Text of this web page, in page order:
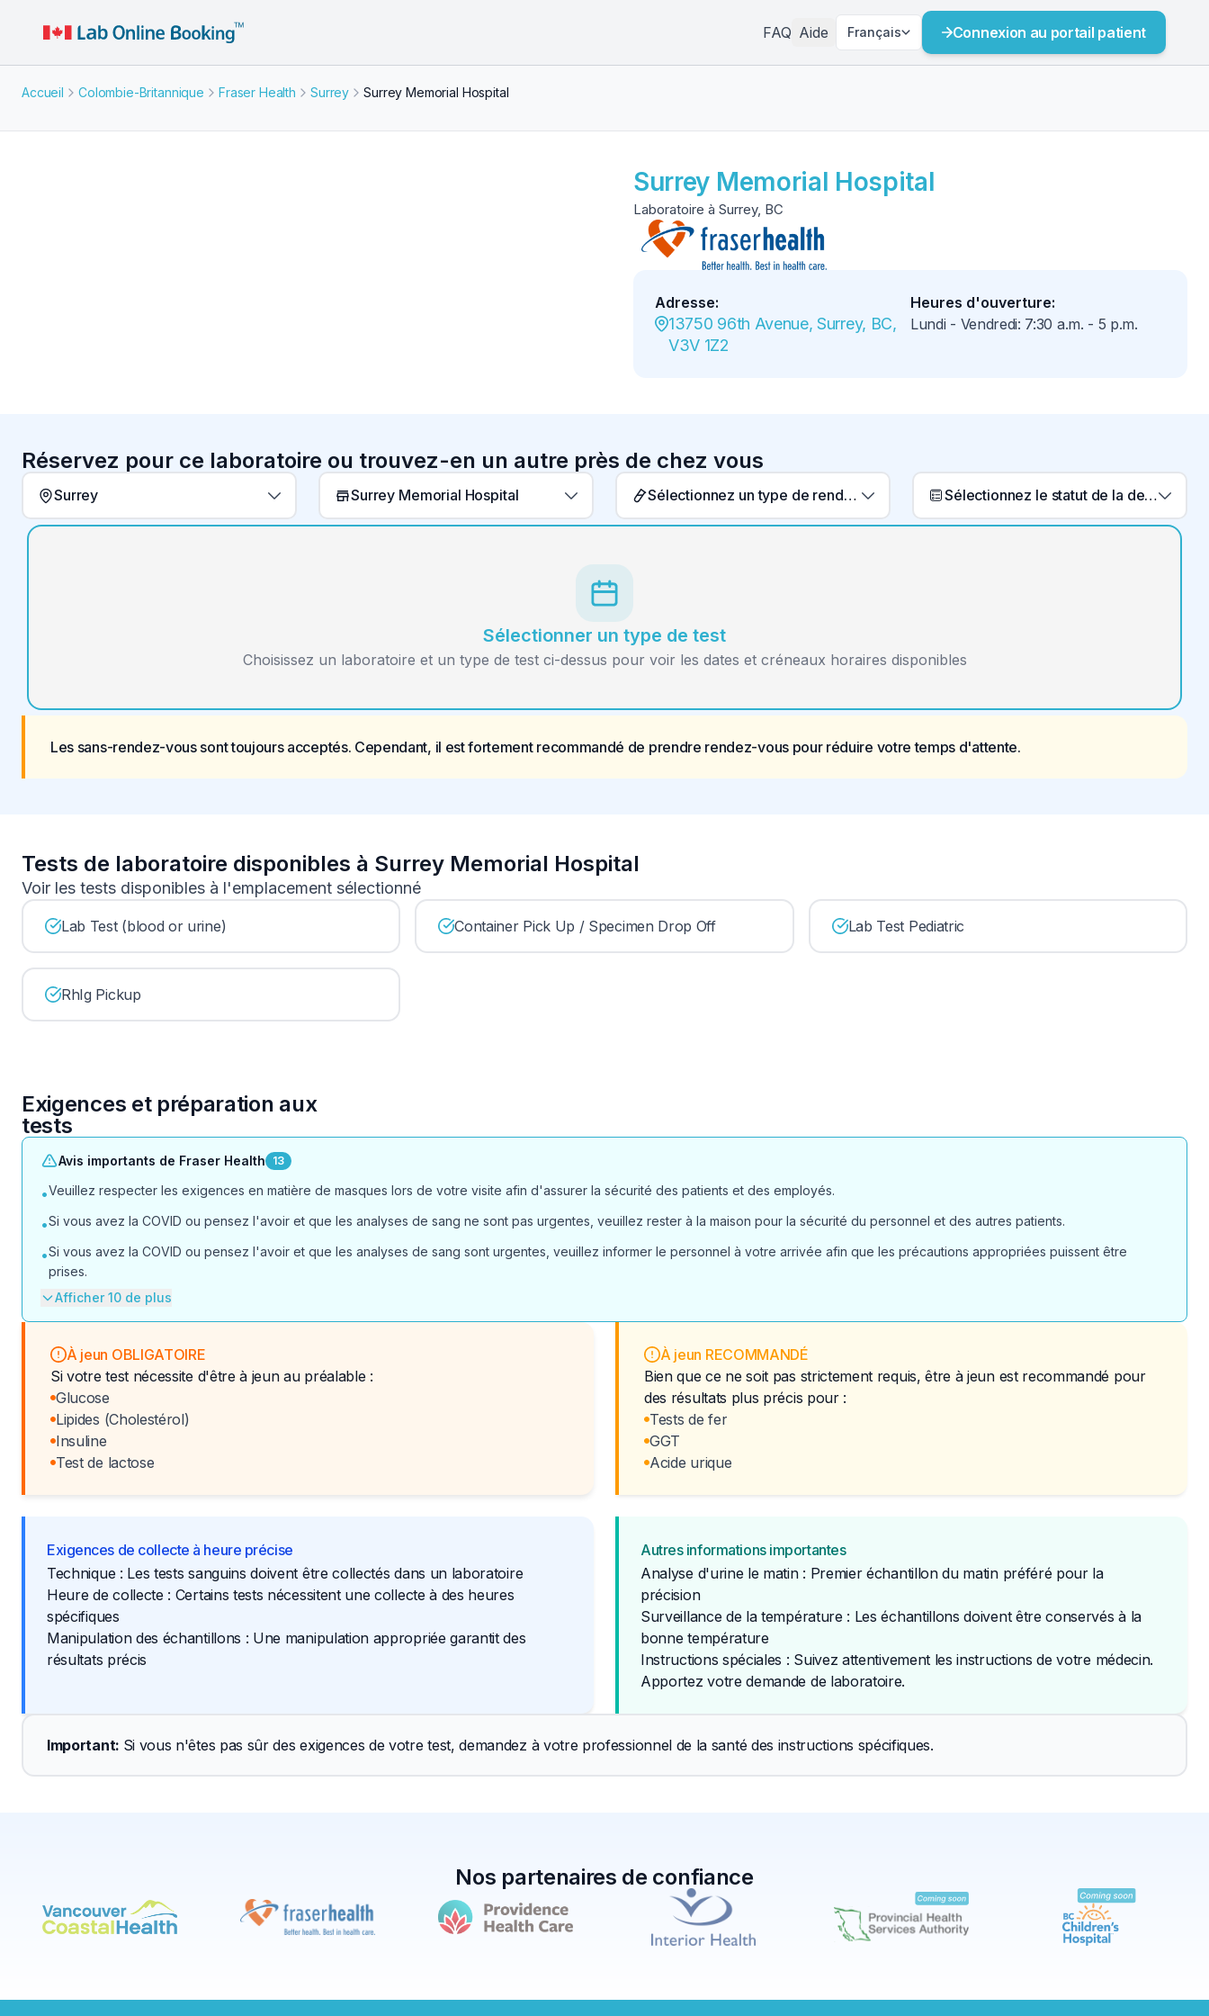
FAQ Aide Français Connexion au portail patient
Accueil Colombie-Britannique Fraser Health Surrey Surrey Memorial Hospital
Surrey Memorial Hospital
Laboratoire à Surrey, BC
Adresse:
13750 96th Avenue, Surrey, BC,
V3V 1Z2
Heures d'ouverture:
Lundi - Vendredi: 7:30 a.m. - 5 p.m.
Réservez pour ce laboratoire ou trouvez-en un autre près de chez vous
Surrey Surrey Memorial Hospital Sélectionnez un type de rendez-vous Sélectionnez le statut de la demande
Sélectionner un type de test
Choisissez un laboratoire et un type de test ci-dessus pour voir les dates et créneaux horaires disponibles
Les sans-rendez-vous sont toujours acceptés. Cependant, il est fortement recommandé de prendre rendez-vous pour réduire votre temps d'attente.
Tests de laboratoire disponibles à Surrey Memorial Hospital
Voir les tests disponibles à l'emplacement sélectionné
Lab Test (blood or urine) Container Pick Up / Specimen Drop Off Lab Test Pediatric
RhIg Pickup
Exigences et préparation aux
tests
Avis importants de Fraser Health 13
•Veuillez respecter les exigences en matière de masques lors de votre visite afin d'assurer la sécurité des patients et des employés.
•Si vous avez la COVID ou pensez l'avoir et que les analyses de sang ne sont pas urgentes, veuillez rester à la maison pour la sécurité du personnel et des autres patients.
•Si vous avez la COVID ou pensez l'avoir et que les analyses de sang sont urgentes, veuillez informer le personnel à votre arrivée afin que les précautions appropriées puissent être
prises.
Afficher 10 de plus
À jeun OBLIGATOIRE
Si votre test nécessite d'être à jeun au préalable :
Glucose
Lipides (Cholestérol)
Insuline
Test de lactose
À jeun RECOMMANDÉ
Bien que ce ne soit pas strictement requis, être à jeun est recommandé pour
des résultats plus précis pour :
Tests de fer
GGT
Acide urique
Exigences de collecte à heure précise
Technique : Les tests sanguins doivent être collectés dans un laboratoire
Heure de collecte : Certains tests nécessitent une collecte à des heures
spécifiques
Manipulation des échantillons : Une manipulation appropriée garantit des
résultats précis
Autres informations importantes
Analyse d'urine le matin : Premier échantillon du matin préféré pour la
précision
Surveillance de la température : Les échantillons doivent être conservés à la
bonne température
Instructions spéciales : Suivez attentivement les instructions de votre médecin.
Apportez votre demande de laboratoire.
Important: Si vous n'êtes pas sûr des exigences de votre test, demandez à votre professionnel de la santé des instructions spécifiques.
Nos partenaires de confiance